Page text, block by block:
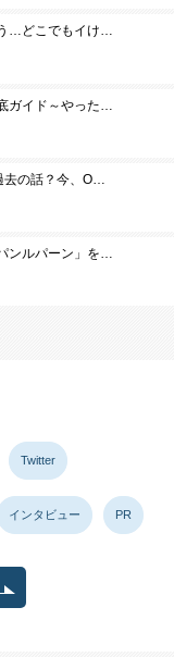
う…どこでもイけ…
ガイド～やった…
去の話？今、O…
ンルパーン」を…
Twitter
インタビュー PR